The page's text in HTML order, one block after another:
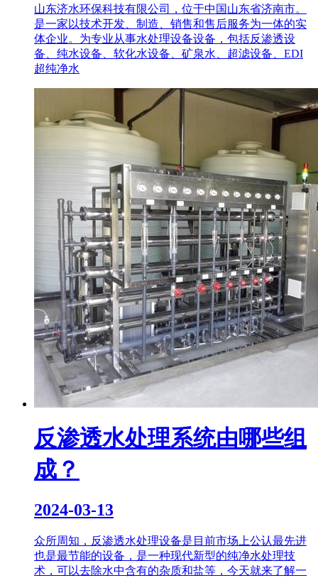
山东济水环保科技有限公司，位于中国山东省济南市。
是一家以技术开发、制造、销售和售后服务为一体的实
体企业。为专业从事水处理设备设备，包括反渗透设
备、纯水设备、软化水设备、矿泉水、超滤设备、EDI
超纯净水
反渗透水处理系统由哪些组
成？
2024-03-13
众所周知，反渗透水处理设备是目前市场上公认最先进
也是最节能的设备，是一种现代新型的纯净水处理技
术，可以去除水中含有的杂质和盐等，今天就来了解一